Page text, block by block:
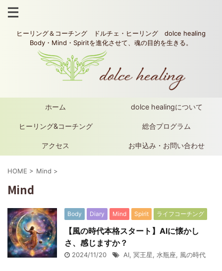
ヒーリング＆コーチング ドルチェ・ヒーリング dolce healing
Body・Mind・Spiritを進化させて、魂の目的を生きる。
ホーム dolce healingについて
ヒーリング&コーチング 総合プログラム
アクセス お申込み・お問い合わせ
HOME > Mind >
Mind
Body Diary Mind Spirit ライフコーチング
【風の時代本格スタート】AIに懐かし
さ、感じますか？
2024/11/20 AI, 冥王星, 水瓶座, 風の時代